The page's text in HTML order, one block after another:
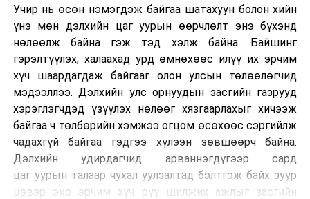
Учир нь өсөн нэмэгдэж байгаа шатахуун болон хийн
үнэ мөн дэлхийн цаг уурын өөрчлөлт энэ бүхэнд
нөлөөлж байна гэж тэд хэлж байна. Байшинг
гэрэлтүүлэх, халаахад урд өмнөхөөс илүү их эрчим
хүч шаардагдаж байгааг олон улсын төлөөлөгчид
мэдээллээ. Дэлхийн улс орнуудын засгийн газрууд
хэрэглэгчдэд үзүүлэх нөлөөг хязгаарлахыг хичээж
байгаа ч төлбөрийн хэмжээ огцом өсөхөөс сэргийлж
чадахгүй байгаа гэдгээ хүлээн зөвшөөрч байна.
Дэлхийн удирдагчид арваннэгдүгээр сард
цаг уурын талаар чухал уулзалтад бэлтгэж байх зуур
цэвэр эко эрчим хүч рүү шилжих ажлыг засгийн